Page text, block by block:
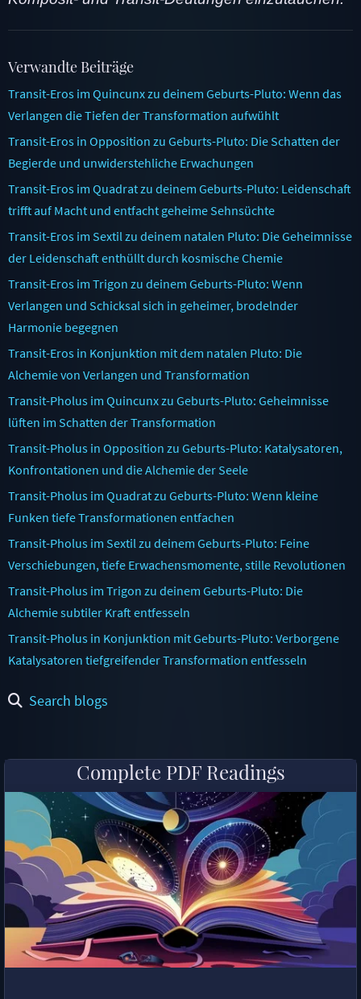
Verwandte Beiträge
Transit-Eros im Quincunx zu deinem Geburts-Pluto: Wenn das
Verlangen die Tiefen der Transformation aufwühlt
Transit-Eros in Opposition zu Geburts-Pluto: Die Schatten der
Begierde und unwiderstehliche Erwachungen
Transit-Eros im Quadrat zu deinem Geburts-Pluto: Leidenschaft
trifft auf Macht und entfacht geheime Sehnsüchte
Transit-Eros im Sextil zu deinem natalen Pluto: Die Geheimnisse
der Leidenschaft enthüllt durch kosmische Chemie
Transit-Eros im Trigon zu deinem Geburts-Pluto: Wenn
Verlangen und Schicksal sich in geheimer, brodelnder
Harmonie begegnen
Transit-Eros in Konjunktion mit dem natalen Pluto: Die
Alchemie von Verlangen und Transformation
Transit-Pholus im Quincunx zu Geburts-Pluto: Geheimnisse
lüften im Schatten der Transformation
Transit-Pholus in Opposition zu Geburts-Pluto: Katalysatoren,
Konfrontationen und die Alchemie der Seele
Transit-Pholus im Quadrat zu Geburts-Pluto: Wenn kleine
Funken tiefe Transformationen entfachen
Transit-Pholus im Sextil zu deinem Geburts-Pluto: Feine
Verschiebungen, tiefe Erwachensmomente, stille Revolutionen
Transit-Pholus im Trigon zu deinem Geburts-Pluto: Die
Alchemie subtiler Kraft entfesseln
Transit-Pholus in Konjunktion mit Geburts-Pluto: Verborgene
Katalysatoren tiefgreifender Transformation entfesseln
Search blogs
Complete PDF Readings